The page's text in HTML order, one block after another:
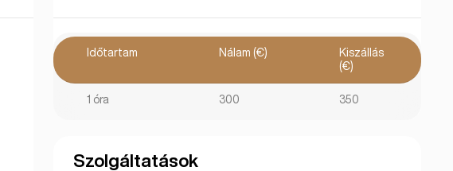
Időtartam Nálam (€)
Kiszállás
(€)
1 óra 300 350
Szolgáltatások